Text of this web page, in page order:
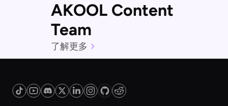
AKOOL Content
Team
了解更多